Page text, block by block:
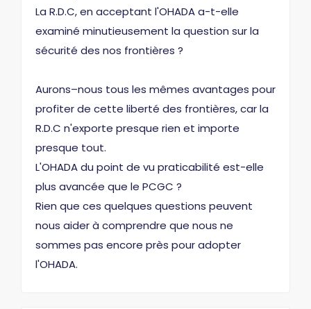
La R.D.C, en acceptant l'OHADA a-t-elle
examiné minutieusement la question sur la
sécurité des nos frontières ?
Aurons–nous tous les mêmes avantages pour
profiter de cette liberté des frontières, car la
R.D.C n'exporte presque rien et importe
presque tout.
L'OHADA du point de vu praticabilité est-elle
plus avancée que le PCGC ?
Rien que ces quelques questions peuvent
nous aider à comprendre que nous ne
sommes pas encore près pour adopter
l'OHADA.